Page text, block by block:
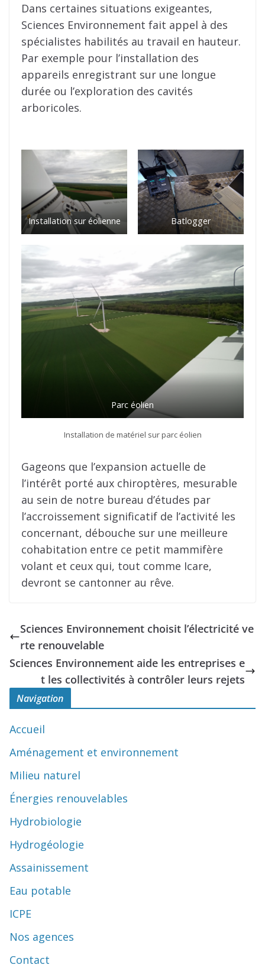
Dans certaines situations exigeantes,
Sciences Environnement fait appel à des
spécialistes habilités au travail en hauteur.
Par exemple pour l’installation des
appareils enregistrant sur une longue
durée ou l’exploration des cavités
arboricoles.
Installation sur éolienne Batlogger
Parc éolien
Installation de matériel sur parc éolien
Gageons que l’expansion actuelle de
l’intérêt porté aux chiroptères, mesurable
au sein de notre bureau d’études par
l’accroissement significatif de l’activité les
concernant, débouche sur une meilleure
cohabitation entre ce petit mammifère
volant et ceux qui, tout comme Icare,
devront se cantonner au rêve.
Sciences Environnement choisit l’électricité ve
rte renouvelable
Sciences Environnement aide les entreprises e
t les collectivités à contrôler leurs rejets
Navigation
Accueil
Aménagement et environnement
Milieu naturel
Énergies renouvelables
Hydrobiologie
Hydrogéologie
Assainissement
Eau potable
ICPE
Nos agences
Contact